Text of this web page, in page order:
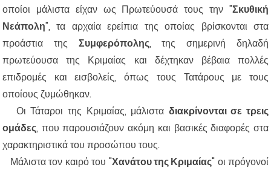
οποίοι μάλιστα είχαν ως Πρωτεύουσά τους την "Σκυθική
Νεάπολη", τα αρχαία ερείπια της οποίας βρίσκονται στα
προάστια της Συμφερόπολης, της σημερινή δηλαδή
πρωτεύουσα της Κριμαίας και δέχτηκαν βέβαια πολλές
επιδρομές και εισβολείς, όπως τους Τατάρους με τους
οποίους ζυμώθηκαν.
Οι Τάταροι της Κριμαίας, μάλιστα διακρίνονται σε τρεις
ομάδες, που παρουσιάζουν ακόμη και βασικές διαφορές στα
χαρακτηριστικά του προσώπου τους.
Μάλιστα τον καιρό του "Χανάτου της Κριμαίας" οι πρόγονοί